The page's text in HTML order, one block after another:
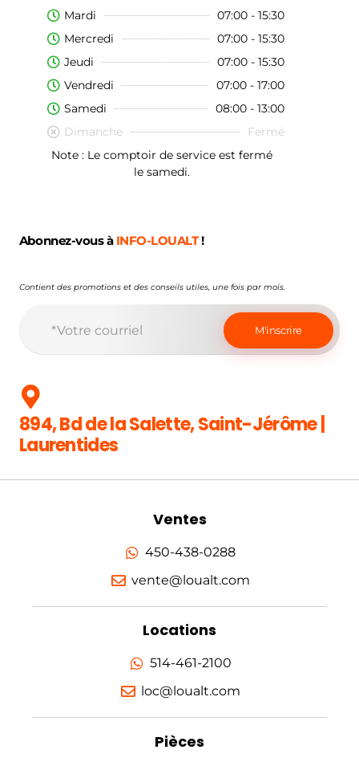
Mardi
07:00 - 15:30
Mercredi
07:00 - 15:30
Jeudi
07:00 - 15:30
Vendredi
07:00 - 17:00
Samedi
08:00 - 13:00
Dimanche
Fermé
Note : Le comptoir de service est fermé
le samedi.
Abonnez-vous à INFO-LOUALT!
Contient des promotions et des conseils utiles, une fois par mois.
894, Bd de la Salette, Saint-Jérôme |
Laurentides
Ventes
450-438-0288
vente@loualt.com
Locations
514-461-2100
loc@loualt.com
Pièces